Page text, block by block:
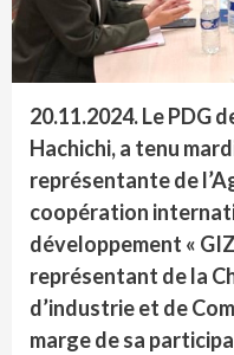
20.11.2024.Le PDG
Hachichi, a tenu
représentante de
coopération
développement «
représentant de la
d’industrie et de
marge de sa